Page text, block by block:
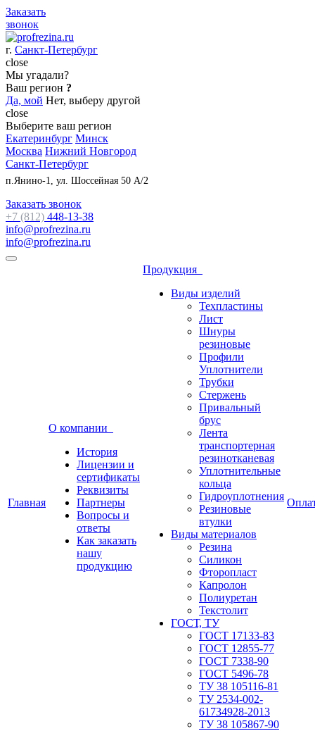
Заказать
звонок
г. Санкт-Петербург
close
Мы угадали?
Ваш регион ?
Да, мой Нет, выберу другой
close
Выберите ваш регион
Екатеринбург Минск
Москва Нижний Новгород
Санкт-Петербург
п.Янино-1, ул. Шоссейная 50 А/2
Заказать звонок
+7 (812) 448-13-38
info@profrezina.ru
info@profrezina.ru
Главная
О компании
История
Лицензии и
сертификаты
Реквизиты
Партнеры
Вопросы и
ответы
Как заказать
нашу
продукцию
Продукция
Виды изделий
Техпластины
Лист
Шнуры
резиновые
Профили
Уплотнители
Трубки
Стержень
Привальный
брус
Лента
транспортерная
резинотканевая
Уплотнительные
кольца
Гидроуплотнения
Резиновые
втулки
Виды материалов
Резина
Силикон
Фторопласт
Капролон
Полиуретан
Текстолит
ГОСТ, ТУ
ГОСТ 17133-83
ГОСТ 12855-77
ГОСТ 7338-90
ГОСТ 5496-78
ТУ 38 105116-81
ТУ 2534-002-
61734928-2013
ТУ 38 105867-90